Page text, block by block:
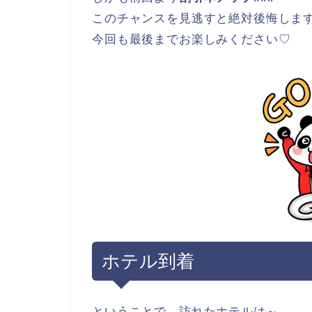
このチャンスを見逃すと絶対後悔しま
今回も最後までお楽しみください♡
ホテル到着